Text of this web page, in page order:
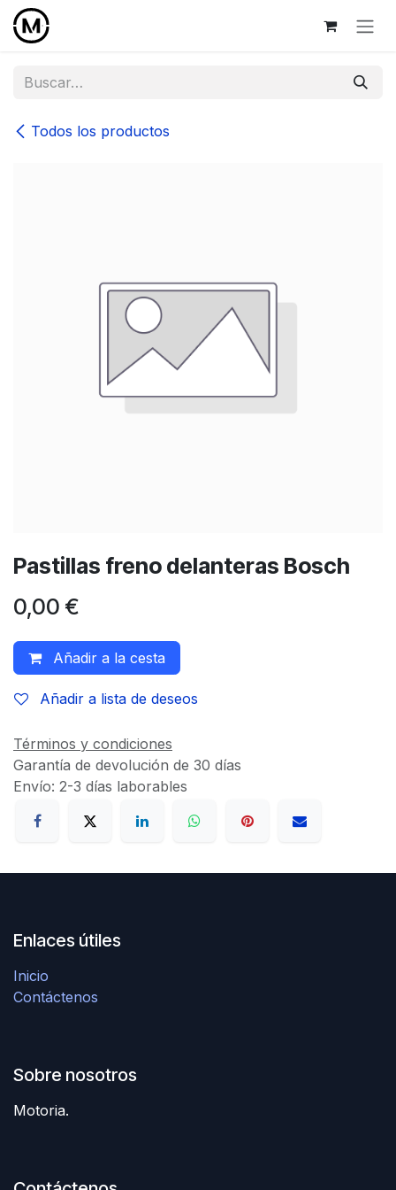
Ir al contenido
Todos los productos
Pastillas freno delanteras Bosch
0,00 €
Añadir a la cesta
Añadir a lista de deseos
Términos y condiciones
Garantía de devolución de 30 días
Envío: 2-3 días laborables
Enlaces útiles
Inicio
Contáctenos
Sobre nosotros
Motoria.